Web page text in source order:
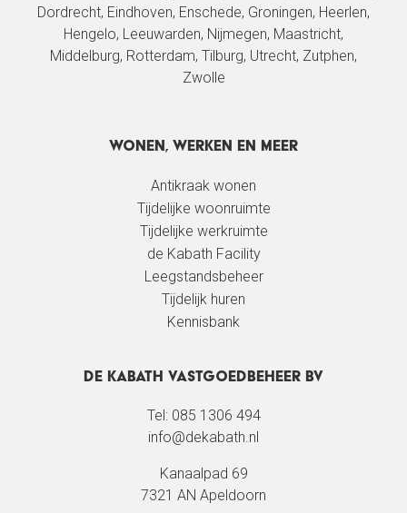
Dordrecht, Eindhoven, Enschede, Groningen, Heerlen,
Hengelo, Leeuwarden, Nijmegen, Maastricht,
Middelburg, Rotterdam, Tilburg, Utrecht, Zutphen,
Zwolle
Wonen, werken en meer
Antikraak wonen
Tijdelijke woonruimte
Tijdelijke werkruimte
de Kabath Facility
Leegstandsbeheer
Tijdelijk huren
Kennisbank
De Kabath Vastgoedbeheer BV
Tel: 085 1306 494
info@dekabath.nl
Kanaalpad 69
7321 AN Apeldoorn